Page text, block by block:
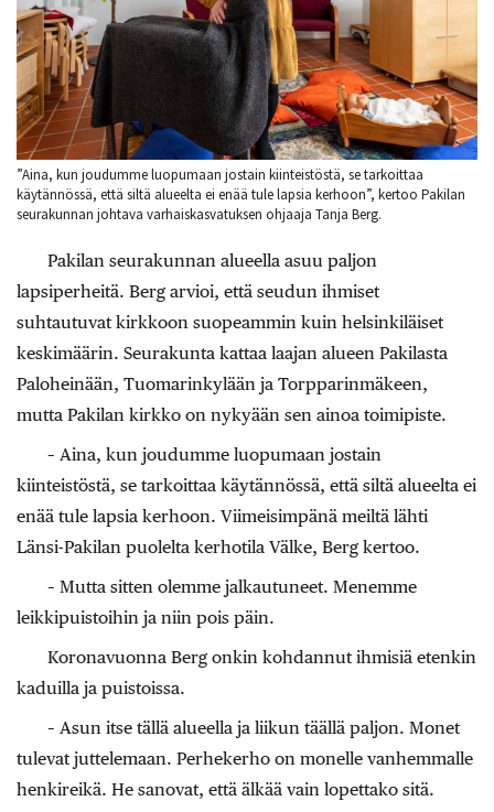
”Aina, kun joudumme luopumaan jostain kiinteistöstä, se tarkoittaa
käytännössä, että siltä alueelta ei enää tule lapsia kerhoon”, kertoo Pakilan
seurakunnan johtava varhaiskasvatuksen ohjaaja Tanja Berg.
Pakilan seurakunnan alueella asuu paljon
lapsiperheitä. Berg arvioi, että seudun ihmiset
suhtautuvat kirkkoon suopeammin kuin helsinkiläiset
keskimäärin. Seurakunta kattaa laajan alueen Pakilasta
Paloheinään, Tuomarinkylään ja Torpparinmäkeen,
mutta Pakilan kirkko on nykyään sen ainoa toimipiste.
– Aina, kun joudumme luopumaan jostain
kiinteistöstä, se tarkoittaa käytännössä, että siltä alueelta ei
enää tule lapsia kerhoon. Viimeisimpänä meiltä lähti
Länsi-Pakilan puolelta kerhotila Välke, Berg kertoo.
– Mutta sitten olemme jalkautuneet. Menemme
leikkipuistoihin ja niin pois päin.
Koronavuonna Berg onkin kohdannut ihmisiä etenkin
kaduilla ja puistoissa.
– Asun itse tällä alueella ja liikun täällä paljon. Monet
tulevat juttelemaan. Perhekerho on monelle vanhemmalle
henkireikä. He sanovat, että älkää vain lopettako sitä.